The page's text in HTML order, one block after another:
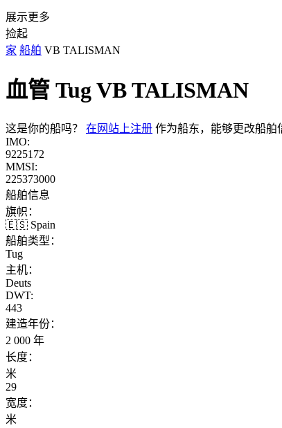
展示更多
捡起
家 船舶 VB TALISMAN
血管 TugVB TALISMAN
这是你的船吗？ 在网站上注册 作为船东，能够更改船舶
IMO:
9225172
MMSI:
225373000
船舶信息
旗帜：
🇪🇸 Spain
船舶类型：
Tug
主机：
Deuts
DWT:
443
建造年份：
2 000 年
长度：
米
29
宽度：
米